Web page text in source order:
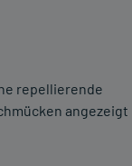
repellierende
angezeigt